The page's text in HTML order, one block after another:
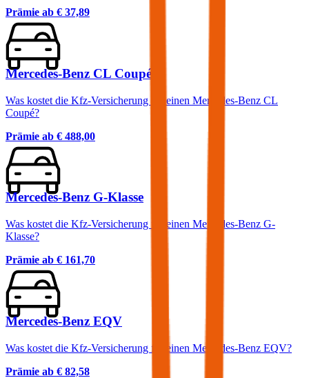
Prämie ab € 37,89
Mercedes-Benz CL Coupé
Was kostet die Kfz-Versicherung für einen Mercedes-Benz CL
Coupé?
Prämie ab € 488,00
Mercedes-Benz G-Klasse
Was kostet die Kfz-Versicherung für einen Mercedes-Benz G-
Klasse?
Prämie ab € 161,70
Mercedes-Benz EQV
Was kostet die Kfz-Versicherung für einen Mercedes-Benz EQV?
Prämie ab € 82,58